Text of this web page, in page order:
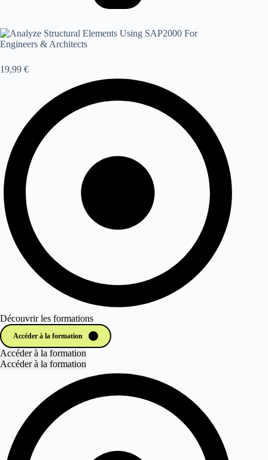
19,99 €
Découvrir les formations
Accéder à la formation
Accéder à la formation
Accéder à la formation